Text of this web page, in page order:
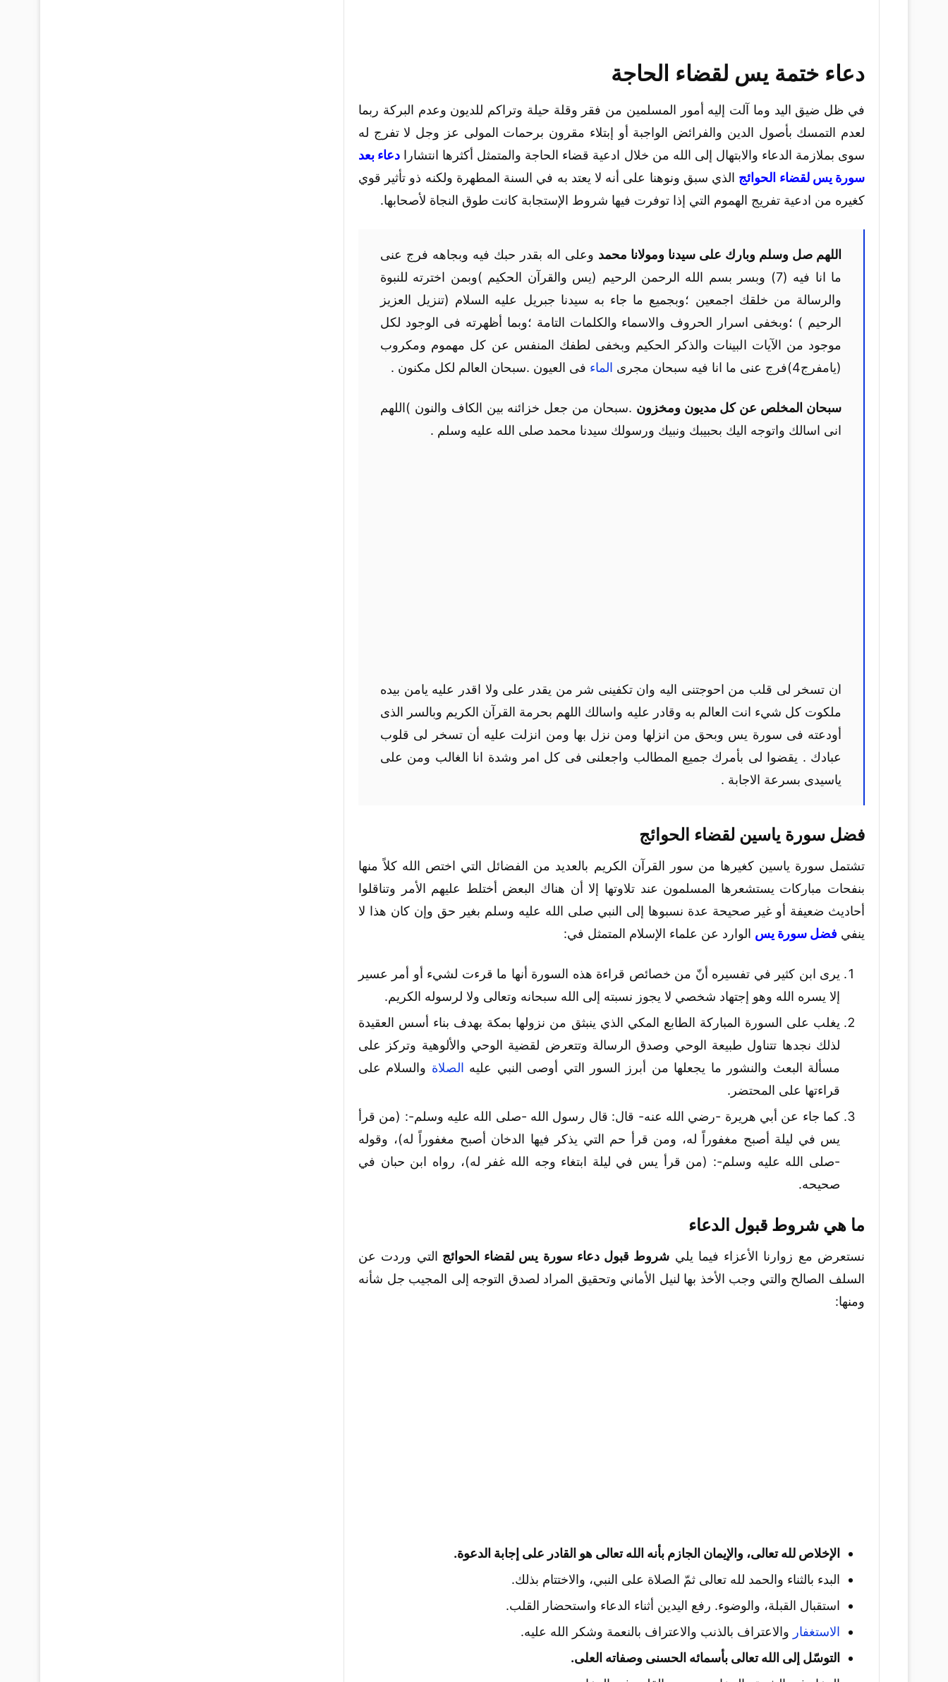
دعاء ختمة يس لقضاء الحاجة
في ظل ضيق اليد وما آلت إليه أمور المسلمين من فقر وقلة حيلة وتراكم للديون وعدم البركة ربما
لعدم التمسك بأصول الدين والفرائض الواجبة أو إبتلاء مقرون برحمات المولى عز وجل لا تفرج له
سوى بملازمة الدعاء والابتهال إلى الله من خلال ادعية قضاء الحاجة والمتمثل أكثرها انتشارا دعاء بعد
سورة يس لقضاء الحوائج الذي سبق ونوهنا على أنه لا يعتد به في السنة المطهرة ولكنه ذو تأثير قوي
كغيره من ادعية تفريج الهموم التي إذا توفرت فيها شروط الإستجابة كانت طوق النجاة لأصحابها.
اللهم صل وسلم وبارك على سيدنا ومولانا محمد وعلى اله بقدر حبك فيه وبجاهه فرج عنى
ما انا فيه (7) وبسر بسم الله الرحمن الرحيم (يس والقرآن الحكيم )وبمن اخترته للنبوة
والرسالة من خلقك اجمعين ؛وبجميع ما جاء به سيدنا جبريل عليه السلام (تنزيل العزيز
الرحيم ) ؛وبخفى اسرار الحروف والاسماء والكلمات التامة ؛وبما أظهرته فى الوجود لكل
موجود من الآيات البينات والذكر الحكيم وبخفى لطفك المنفس عن كل مهموم ومكروب
(يامفرج4)فرج عنى ما انا فيه سبحان مجرى
الماء فى العيون .سبحان العالم لكل مكنون .
سبحان المخلص عن كل مديون ومخزون .سبحان من جعل خزائنه بين الكاف والنون )اللهم
انى اسالك واتوجه اليك بحبيبك ونبيك ورسولك سيدنا محمد صلى الله عليه وسلم .
ان تسخر لى قلب من احوجتنى اليه وان تكفينى شر من يقدر على ولا اقدر عليه يامن بيده
ملكوت كل شيء انت العالم به وقادر عليه واسالك اللهم بحرمة القرآن الكريم وبالسر الذى
أودعته فى سورة يس وبحق من انزلها ومن نزل بها ومن انزلت عليه أن تسخر لى قلوب
عبادك . يقضوا لى بأمرك جميع المطالب واجعلنى فى كل امر وشدة انا الغالب ومن على
ياسيدى بسرعة الاجابة .
فضل سورة ياسين لقضاء الحوائج
تشتمل سورة ياسين كغيرها من سور القرآن الكريم بالعديد من الفضائل التي اختص الله كلاً منها
بنفحات مباركات يستشعرها المسلمون عند تلاوتها إلا أن هناك البعض أختلط عليهم الأمر وتناقلوا
أحاديث ضعيفة أو غير صحيحة عدة نسبوها إلى النبي صلى الله عليه وسلم بغير حق وإن كان هذا لا
ينفي فضل سورة يس الوارد عن علماء الإسلام المتمثل في:
يرى ابن كثير في تفسيره أنّ من خصائص قراءة هذه السورة أنها ما قرءت لشيء أو أمر عسير
إلا يسره الله وهو إجتهاد شخصي لا يجوز نسبته إلى الله سبحانه وتعالى ولا لرسوله الكريم.
يغلب على السورة المباركة الطابع المكي الذي ينبثق من نزولها بمكة بهدف بناء أسس العقيدة
لذلك نجدها تتناول طبيعة الوحي وصدق الرسالة وتتعرض لقضية الوحي والألوهية وتركز على
مسألة البعث والنشور ما يجعلها من أبرز السور التي أوصى النبي عليه الصلاة والسلام على
قراءتها على المحتضر.
كما جاء عن أبي هريرة -رضي الله عنه- قال: قال رسول الله -صلى الله عليه وسلم-: (من قرأ
يس في ليلة أصبح مغفوراً له، ومن قرأ حم التي يذكر فيها الدخان أصبح مغفوراً له)، وقوله
-صلى الله عليه وسلم-: (من قرأ يس في ليلة ابتغاء وجه الله غفر له)، رواه ابن حبان في
صحيحه.
ما هي شروط قبول الدعاء
نستعرض مع زوارنا الأعزاء فيما يلي شروط قبول دعاء سورة يس لقضاء الحوائج التي وردت عن
السلف الصالح والتي وجب الأخذ بها لنيل الأماني وتحقيق المراد لصدق التوجه إلى المجيب جل شأنه
ومنها:
الإخلاص لله تعالى، والإيمان الجازم بأنه الله تعالى هو القادر على إجابة الدعوة.
البدء بالثناء والحمد لله تعالى ثمّ الصلاة على النبي، والاختتام بذلك.
استقبال القبلة، والوضوء. رفع اليدين أثناء الدعاء واستحضار القلب.
الاستغفار والاعتراف بالذنب والاعتراف بالنعمة وشكر الله عليه.
التوسّل إلى الله تعالى بأسمائه الحسنى وصفاته العلى.